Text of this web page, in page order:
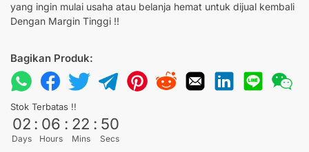
yang ingin mulai usaha atau belanja hemat untuk dijual kembali
Dengan Margin Tinggi !!
Bagikan Produk:
Stok Terbatas !!
02
Days
: 06
Hours
: 22
Mins
: 50
Secs